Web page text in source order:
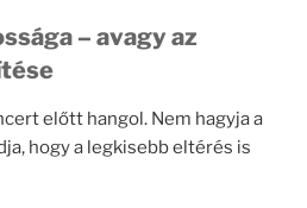
– avagy az
előtt hangol. Nem hagyja a
hogy a legkisebb eltérés is